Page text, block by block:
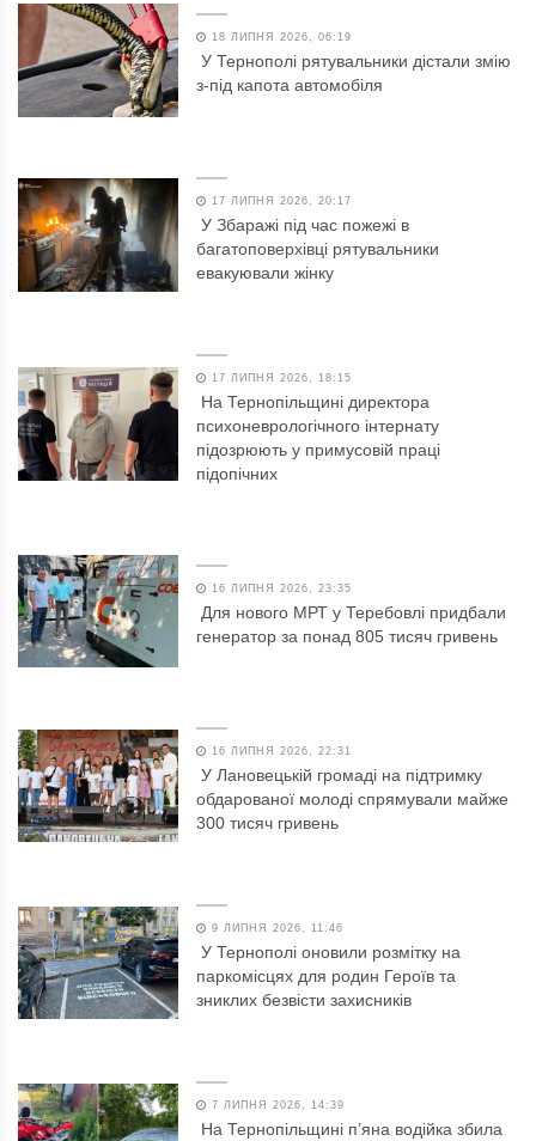
18 ЛИПНЯ 2026, 06:19
У Тернополі рятувальники дістали змію
з-під капота автомобіля
17 ЛИПНЯ 2026, 20:17
У Збаражі під час пожежі в
багатоповерхівці рятувальники
евакуювали жінку
17 ЛИПНЯ 2026, 18:15
На Тернопільщині директора
психоневрологічного інтернату
підозрюють у примусовій праці
підопічних
16 ЛИПНЯ 2026, 23:35
Для нового МРТ у Теребовлі придбали
генератор за понад 805 тисяч гривень
16 ЛИПНЯ 2026, 22:31
У Лановецькій громаді на підтримку
обдарованої молоді спрямували майже
300 тисяч гривень
9 ЛИПНЯ 2026, 11:46
У Тернополі оновили розмітку на
паркомісцях для родин Героїв та
зниклих безвісти захисників
7 ЛИПНЯ 2026, 14:39
На Тернопільщині п’яна водійка збила